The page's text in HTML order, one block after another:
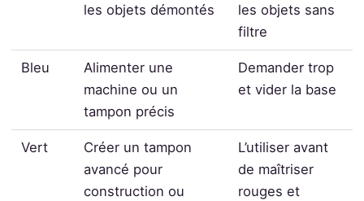
les objets démontés
les objets sans
filtre
Bleu
Alimenter une
machine ou un
tampon précis
Demander trop
et vider la base
Vert
Créer un tampon
avancé pour
construction ou
L’utiliser avant
de maîtriser
rouges et